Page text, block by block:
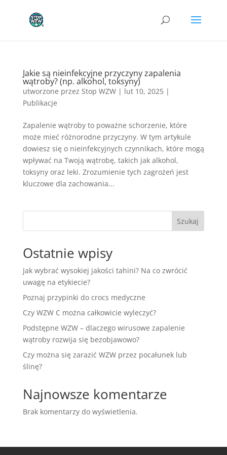
Jakie są nieinfekcyjne przyczyny zapalenia
wątroby? (np. alkohol, toksyny)
utworzone przez Stop WZW| lut 10, 2025|
Publikacje
Zapalenie wątroby to poważne schorzenie, które
może mieć różnorodne przyczyny. W tym artykule
dowiesz się o nieinfekcyjnych czynnikach, które mogą
wpływać na Twoją wątrobę, takich jak alkohol,
toksyny oraz leki. Zrozumienie tych zagrożeń jest
kluczowe dla zachowania...
Szukaj
Ostatnie wpisy
Jak wybrać wysokiej jakości tahini? Na co zwrócić
uwagę na etykiecie?
Poznaj przypinki do crocs medyczne
Czy WZW C można całkowicie wyleczyć?
Podstępne WZW – dlaczego wirusowe zapalenie
wątroby rozwija się bezobjawowo?
Czy można się zarazić WZW przez pocałunek lub
ślinę?
Najnowsze komentarze
Brak komentarzy do wyświetlenia.